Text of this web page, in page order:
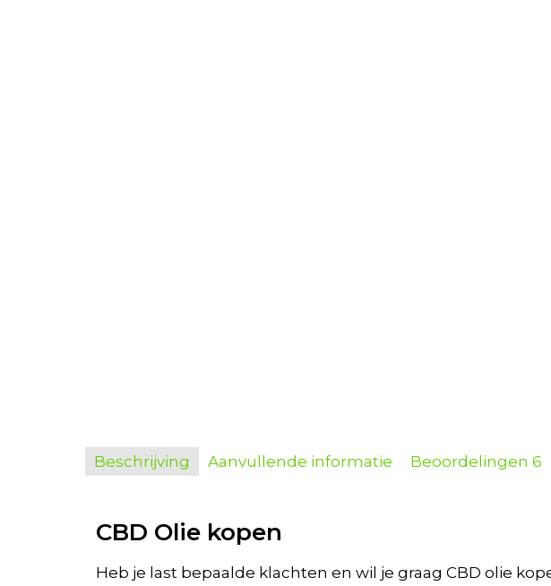
Beschrijving Aanvullende informatie Beoordelingen 6
CBD Olie kopen
Heb je last bepaalde klachten en wil je graag CBD olie